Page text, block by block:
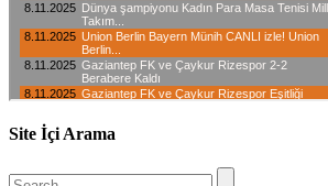
Site İçi Arama